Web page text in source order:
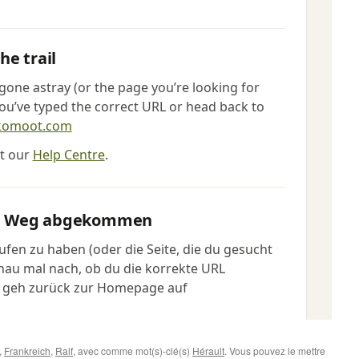
, Frankreich, Ralf, avec comme mot(s)-clé(s) Hérault. Vous pouvez le mettre